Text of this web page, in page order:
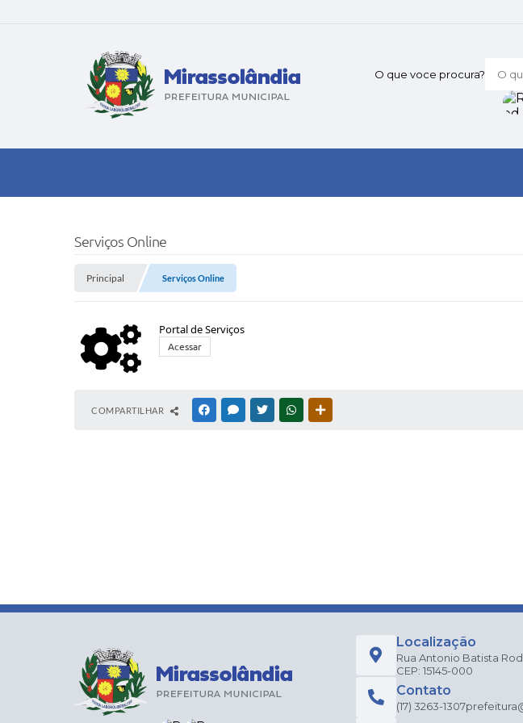
O que voce procura?
Serviços Online
Principal Serviços Online
Portal de Serviços
Acessar
COMPARTILHAR FACEBOOKMESSENGER
TWITTERWHATSAPP
Localização
Rua Antonio Batista
CEP: 15145-000
Contato
(17) 3263-1307